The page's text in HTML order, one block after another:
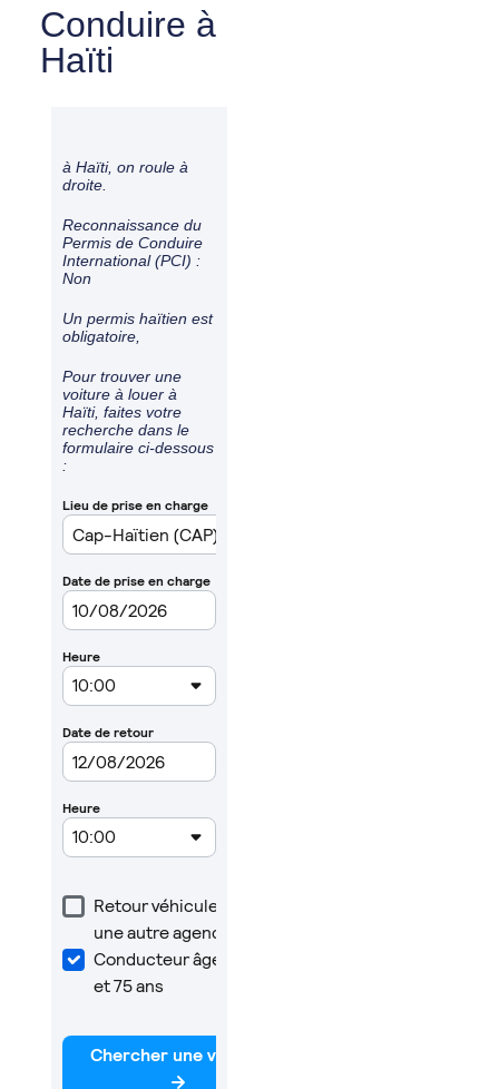
Conduire à
Haïti
à Haïti, on roule à
droite.
Reconnaissance du
Permis de Conduire
International (PCI) :
Non
Un permis haïtien est
obligatoire,
Pour trouver une
voiture à louer à
Haïti, faites votre
recherche dans le
formulaire ci-dessous
: